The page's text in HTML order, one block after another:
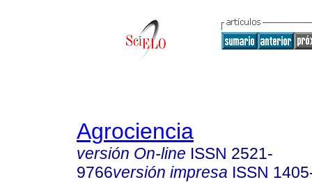
Agrociencia
versión On-line ISSN 2521-
9766versión impresa ISSN